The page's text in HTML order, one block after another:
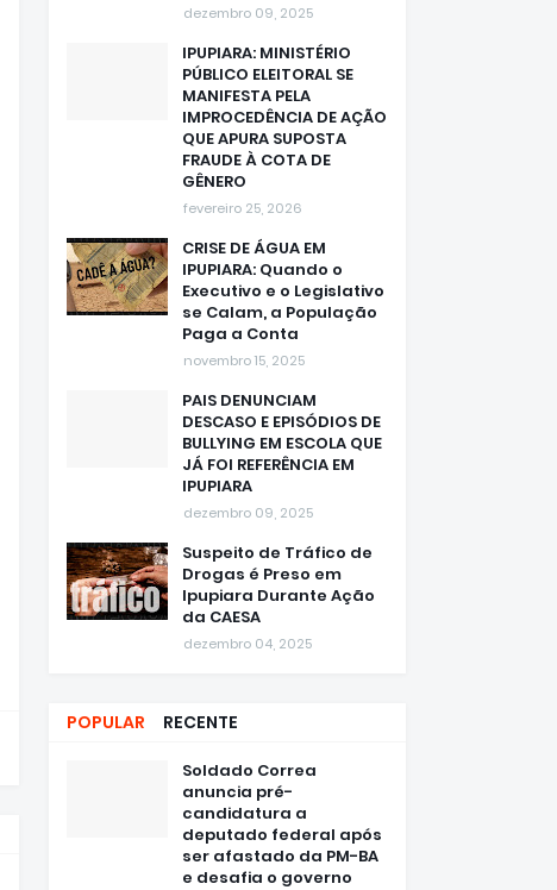
dezembro 09, 2025
IPUPIARA: MINISTÉRIO
PÚBLICO ELEITORAL SE
MANIFESTA PELA
IMPROCEDÊNCIA DE AÇÃO
QUE APURA SUPOSTA
FRAUDE À COTA DE
GÊNERO
fevereiro 25, 2026
CRISE DE ÁGUA EM
IPUPIARA: Quando o
Executivo e o Legislativo
se Calam, a População
Paga a Conta
novembro 15, 2025
PAIS DENUNCIAM
DESCASO E EPISÓDIOS DE
BULLYING EM ESCOLA QUE
JÁ FOI REFERÊNCIA EM
IPUPIARA
dezembro 09, 2025
Suspeito de Tráfico de
Drogas é Preso em
Ipupiara Durante Ação
da CAESA
dezembro 04, 2025
POPULAR RECENTE
Soldado Correa
anuncia pré-
candidatura a
deputado federal após
ser afastado da PM-BA
e desafia o governo